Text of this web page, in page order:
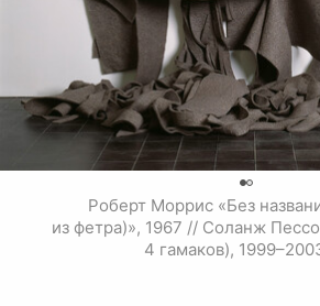
Роберт Моррис «Без
из фетра)», 1967 // Соланж
4 гамаков),